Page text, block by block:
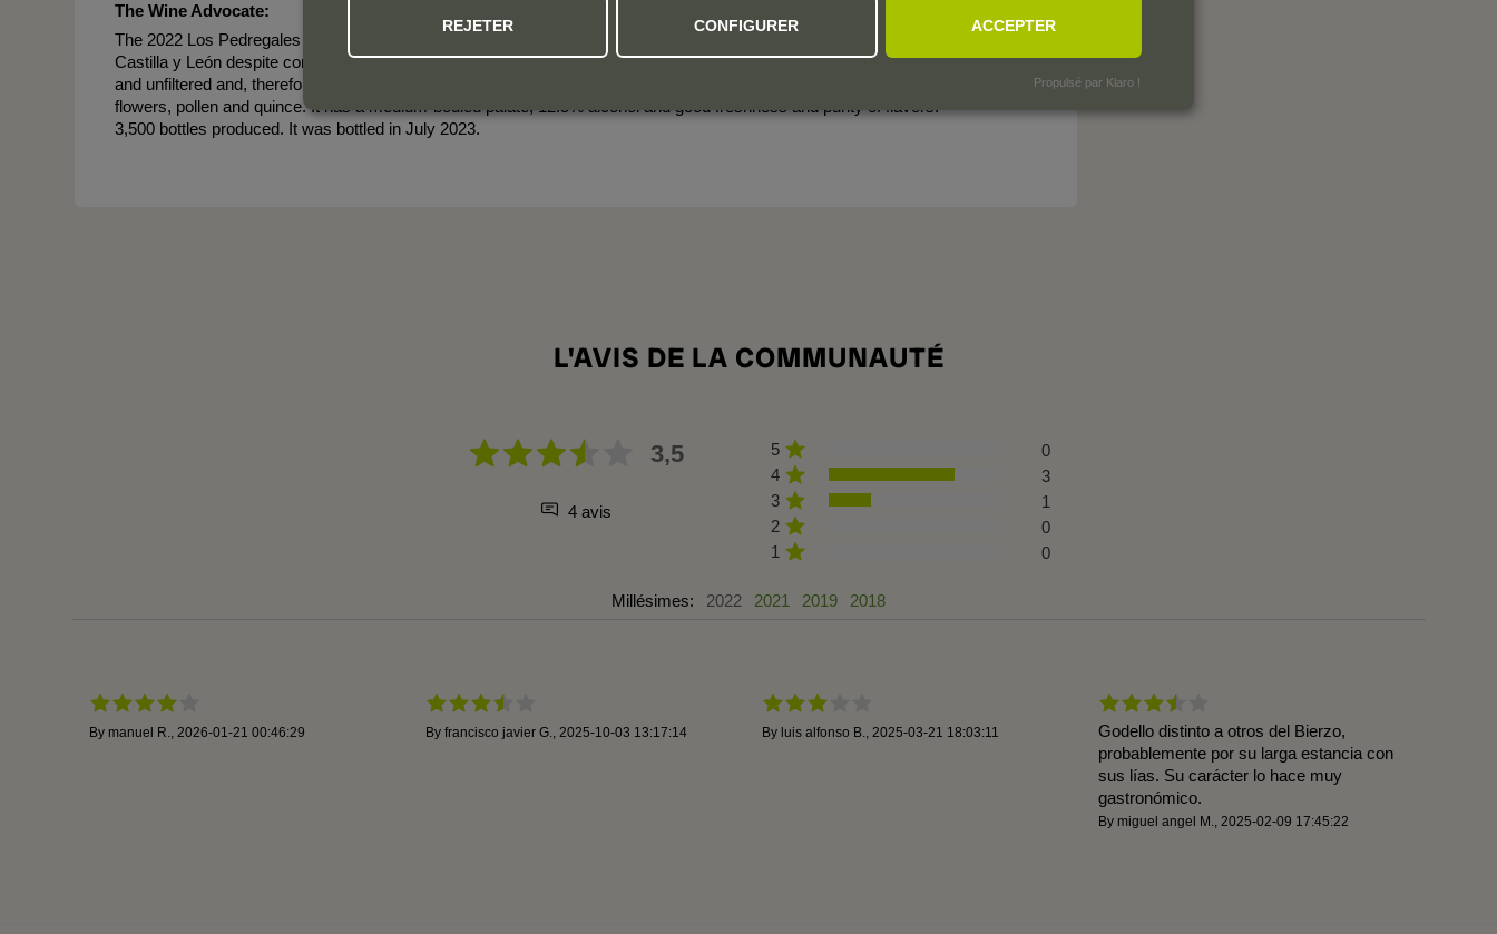
The Wine Advocate:
The 2022 Los Pedregales is Godello sold without Bierzo appellation and is instead sold as Vino de la Tierra de
Castilla y León despite coming from one single vineyard in the village of Valtuille de Abajo. It was bottled unfined
and unfiltered and, therefore, is a little cloudy and with a golden color. It has a characterful nose of dried yellow
flowers, pollen and quince. It has a medium-bodied palate, 12.5% alcohol and good freshness and purity of flavors.
3,500 bottles produced. It was bottled in July 2023.
L'AVIS DE LA COMMUNAUTÉ
3,5
4 avis
5
0
4
3
3
1
2
0
1
0
Millésimes: 2022 2021 2019 2018
By manuel R., 2026-01-21 00:46:29 By francisco javier G., 2025-10-03 13:17:14 By luis alfonso B., 2025-03-21 18:03:11
Godello distinto a otros del Bierzo,
probablemente por su larga estancia con
sus lías. Su carácter lo hace muy
gastronómico.
By miguel angel M., 2025-02-09 17:45:22
REJETER CONFIGURER ACCEPTER
Propulsé par Klaro !